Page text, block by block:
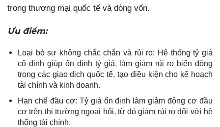
trong thương mại quốc tế và dòng vốn.
Ưu điểm:
Loại bỏ sự không chắc chắn và rủi ro: Hệ thống tỷ giá
cố định giúp ổn định tỷ giá, làm giảm rủi ro biến động
trong các giao dịch quốc tế, tạo điều kiện cho kế hoạch
tài chính và kinh doanh.
Hạn chế đầu cơ: Tỷ giá ổn định làm giảm động cơ đầu
cơ trên thị trường ngoại hối, từ đó giảm rủi ro đối với hệ
thống tài chính.